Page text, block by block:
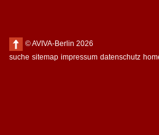
© AVIVA-Berlin 2026
suche sitemap impressum datenschutz